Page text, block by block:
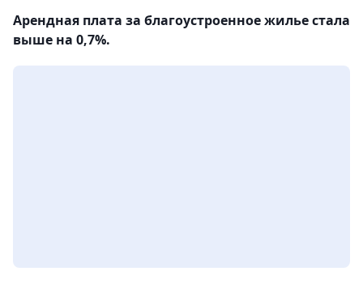
Арендная плата за благоустроенное жилье стала
выше на 0,7%.